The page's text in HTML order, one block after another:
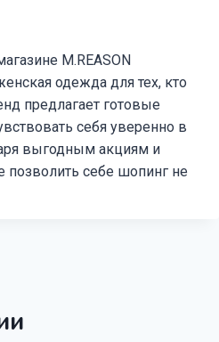
M.REASON
одежда для тех, кто
предлагает готовые
себя уверенно в
выгодным акциям и
себе шопинг не